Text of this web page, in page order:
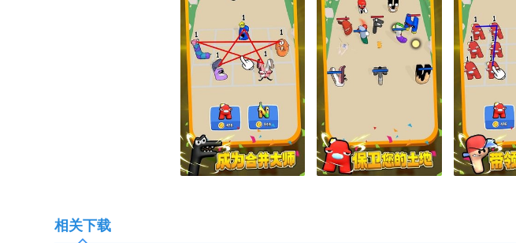
2、经典的连连看手游又回来了。来试试新手游，看看你能坚持多少关。
3、每个关卡的设计都很优秀，既保证了关卡的难度，又能让所有玩家快速上手。
可爱连连看手游怎么玩
1、是一款非常适合普通大众玩的手游。动动手指就能消除。休闲娱乐，值得加入。
2、手游中关卡不少，每次都有新的挑战出现。在这里玩一定会让你爱不释手。
更多好玩实用的手游，请持续关注
相关下载